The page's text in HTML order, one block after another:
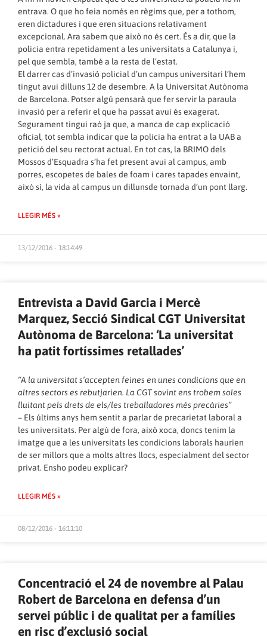
entrava. O que ho feia només en règims que, per a tothom,
eren dictadures i que eren situacions relativament
excepcional. Ara sabem que això no és cert. És a dir, que la
policia entra repetidament a les universitats a Catalunya i,
pel que sembla, també a la resta de l’estat.
El darrer cas d’invasió policial d’un campus universitari l’hem
tingut avui dilluns 12 de desembre. A la Universitat Autònoma
de Barcelona. Potser algú pensarà que fer servir la paraula
invasió per a referir el que ha passat avui és exagerat.
Segurament tingui raó ja que, a manca de cap explicació
oficial, tot sembla indicar que la policia ha entrat a la UAB a
petició del seu rectorat actual. En tot cas, la BRIMO dels
Mossos d’Esquadra s’ha fet present avui al campus, amb
porres, escopetes de bales de foam i cares tapades envaint,
això sí, la vida al campus un dillunsde tornada d’un pont llarg.
LLEGIR MÉS »
13/12/2016 - 18:14:49
Entrevista a David Garcia i Mercè
Marquez, Secció Sindical CGT Universitat
Autònoma de Barcelona: ‘La universitat
ha patit fortíssimes retallades’
“A la universitat s’accepten feines en unes condicions que en
altres sectors es rebutjarien. La CGT sovint ens trobem soles
lluitant pels drets de els/les treballadores més precàries”
– Els últims anys hem sentit a parlar de precarietat laboral a
les universitats. Per algú de fora, això xoca, doncs tenim la
imatge que a les universitats les condicions laborals haurien
de ser millors que a molts altres llocs, especialment del sector
privat. Ensho podeu explicar?
LLEGIR MÉS »
08/12/2016 - 16:11:10
Concentració el 24 de novembre al Palau
Robert de Barcelona en defensa d’un
servei públic i de qualitat per a famílies
en risc d’exclusió social